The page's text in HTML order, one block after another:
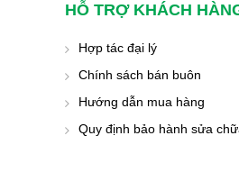
HỖ TRỢ KHÁCH
Hợp tác đại lý
Chính sách bán buôn
Hướng dẫn mua hàng
Quy định bảo hành sửa